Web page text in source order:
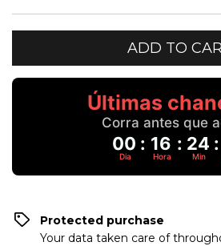
Últimas
Corra antes que
00 : 16 : 24 :
Dia Hora Min
Protected purchase
Your data taken care of